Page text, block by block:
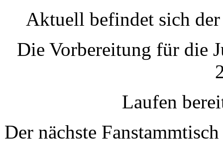
Aktuell befindet sich
Die Vorbereitung für die
Laufen
Der nächste